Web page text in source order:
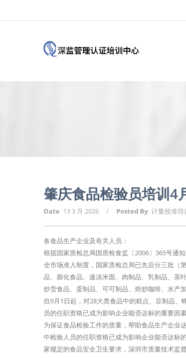
肇庆食品检验员培训4
Date 13 3 月 2026 / Posted By 计量校准培
各食品生产企业及有关人员：
根据国家质检总局国质检食监〔2006〕365号通
全市场准入制度，国家质检总局已先后分三批（
品、膨化食品、速冻米面、肉制品、乳制品、茶
炒货食品、蛋制品、可可制品、焙炒咖啡、水产
自9月1日起，对28大类食品中的糕点、豆制品
员的任职资格已成为影响企业能否达标的重要因素
为保证食品检验工作的质量，帮助食品生产企业
中检验人员的任职资格已成为影响企业能否达标
家规定的食品安全卫生要求，深圳市质量技术监